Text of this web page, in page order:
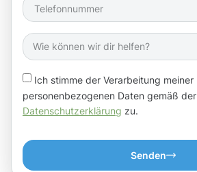
Ich stimme der Verarbeitung meiner
personenbezogenen Daten gemäß der
Datenschutzerklärung zu.
Senden